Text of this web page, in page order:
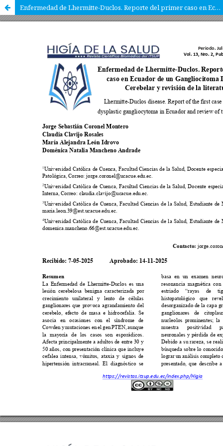
Enfermedad de Lhermitte-Duclos. Reporte del primer caso en Ecuador de un Gangliocitoma Displásico Cerebelar y revisión de la literatura.